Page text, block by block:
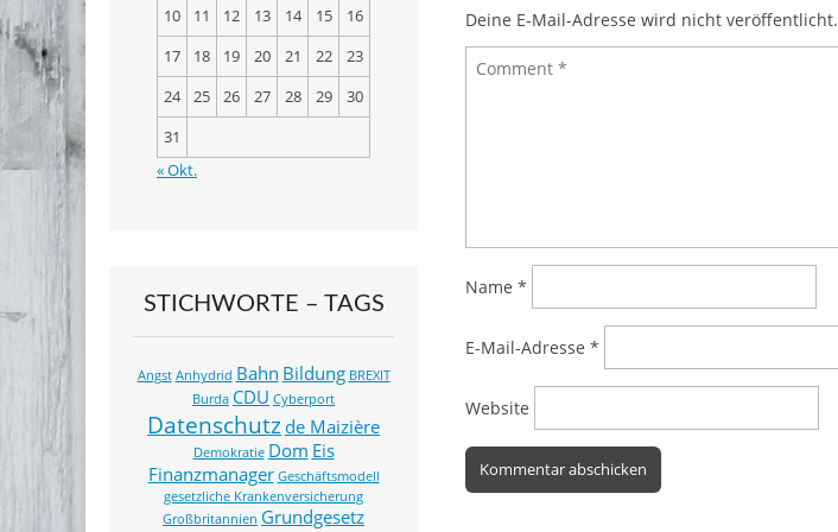
k
Deine E-Mail-Adresse wird nicht veröffentlicht.
Name *
E-Mail-Adresse *
Website
10
11 12 13 14 15
16
17
18 19 20 21 22
23
24
25 26 27 28 29
30
31
« Okt.
STICHWORTE – TAGS
Angst Anhydrid Bahn Bildung BREXIT
Burda CDU Cyberport
Datenschutzde Maizière
Demokratie Dom Eis
Finanzmanager Geschäftsmodell
gesetzliche Krankenversicherung
Großbritannien Grundgesetz